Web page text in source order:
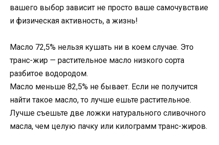
вашего выбор зависит не просто ваше самочувствие
и физическая активность, а жизнь!
Масло 72,5% нельзя кушать ни в коем случае. Это
транс-жир — растительное масло низкого сорта
разбитое водородом.
Масло меньше 82,5% не бывает. Если не получится
найти такое масло, то лучше ешьте растительное.
Лучше съешьте две ложки натурального сливочного
масла, чем целую пачку или килограмм транс-жиров.